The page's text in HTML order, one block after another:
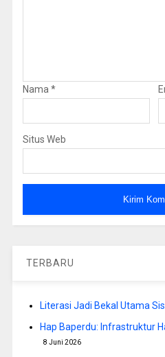
Nama *
Situs Web
TERBARU
Literasi Jadi Bekal Utama
Hap Baperdu: Infrastruktur
8 Juni 2026